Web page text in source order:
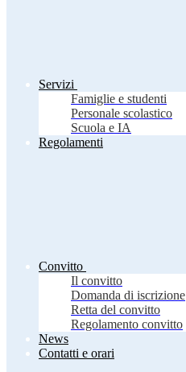
Servizi
Famiglie e studenti
Personale scolastico
Scuola e IA
Regolamenti
Convitto
Il convitto
Domanda di iscrizione
Retta del convitto
Regolamento convitto
News
Contatti e orari